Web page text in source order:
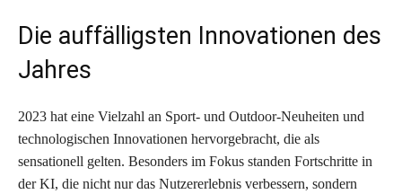
Die auffälligsten Innovationen des
Jahres
2023 hat eine Vielzahl an Sport- und Outdoor-Neuheiten und
technologischen Innovationen hervorgebracht, die als
sensationell gelten. Besonders im Fokus standen Fortschritte in
der KI, die nicht nur das Nutzererlebnis verbessern, sondern